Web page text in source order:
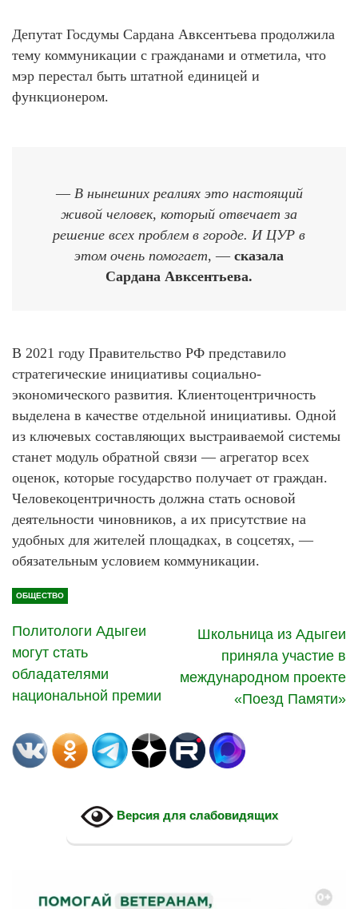
Депутат Госдумы Сардана Авксентьева продолжила
тему коммуникации с гражданами и отметила, что
мэр перестал быть штатной единицей и
функционером.
— В нынешних реалиях это настоящий
живой человек, который отвечает за
решение всех проблем в городе. И ЦУР в
этом очень помогает, — сказала
Сардана Авксентьева.
В 2021 году Правительство РФ представило
стратегические инициативы социально-
экономического развития. Клиентоцентричность
выделена в качестве отдельной инициативы. Одной
из ключевых составляющих выстраиваемой системы
станет модуль обратной связи — агрегатор всех
оценок, которые государство получает от граждан.
Человекоцентричность должна стать основой
деятельности чиновников, а их присутствие на
удобных для жителей площадках, в соцсетях, —
обязательным условием коммуникации.
ОБЩЕСТВО
Политологи Адыгеи
могут стать
обладателями
национальной премии
Школьница из Адыгеи
приняла участие в
международном проекте
«Поезд Памяти»
Версия для слабовидящих